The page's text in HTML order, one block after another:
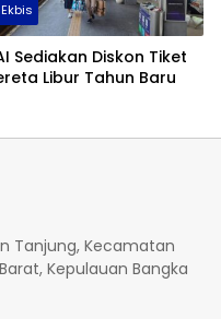
Ekbis
Sediakan Diskon Tiket
Libur Tahun Baru
Tanjung, Kecamatan
Kepulauan Bangka